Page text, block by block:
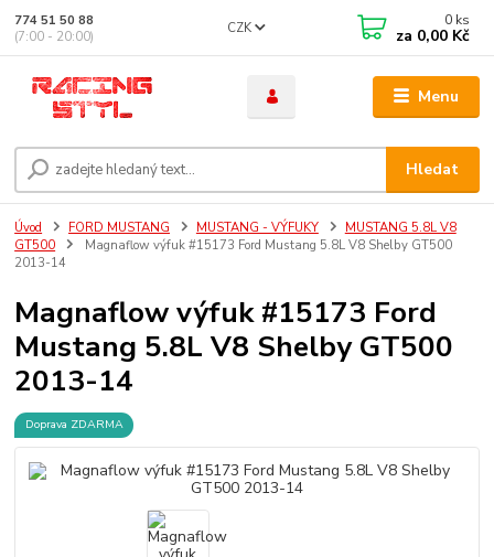
Menu
CZK
Hledat
774 51 50 88
(7:00 - 20:00)
0 ks
za 0,00 Kč
Úvod FORD MUSTANG MUSTANG - VÝFUKY
MUSTANG 5.8L V8
GT500
Magnaflow výfuk #15173 Ford Mustang 5.8L V8 Shelby GT500
2013-14
Magnaflow výfuk #15173 Ford
Mustang 5.8L V8 Shelby GT500
2013-14
Doprava ZDARMA